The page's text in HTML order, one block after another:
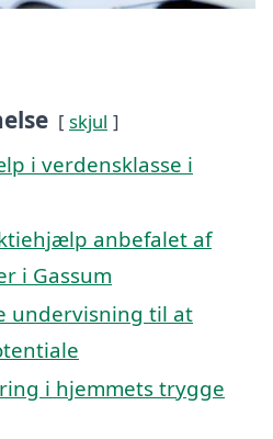
skjul
i verdensklasse i
anbefalet af
i Gassum
undervisning til at
i hjemmets trygge